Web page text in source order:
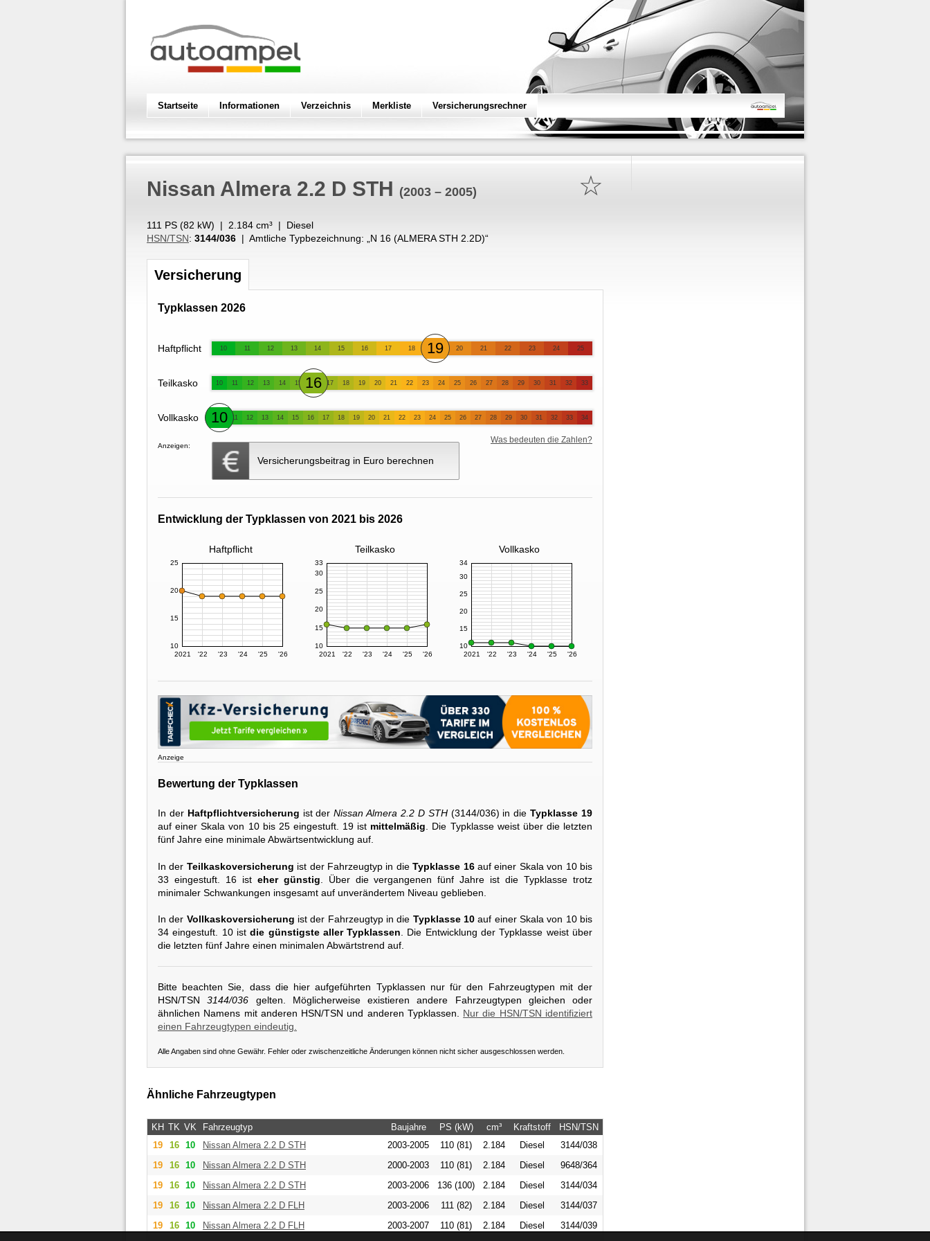
Startseite Informationen Verzeichnis Merkliste Versicherungsrechner
☆
Nissan Almera 2.2 D STH (2003 – 2005)
111 PS (82 kW) | 2.184 cm³ | Diesel
HSN/TSN: 3144/036 | Amtliche Typbezeichnung: „ N 16 (ALMERA STH 2.2D)“
Versicherung
Typklassen 2026
Haftpflicht 10 11 12 13 14 15 16 17 18 19 20 21 22 23 24 25
Teilkasko 10 11 12 13 14 15 16 17 18 19 20 21 22 23 24 25 26 27 28 29 30 31 32 33
Vollkasko 10 11 12 13 14 15 16 17 18 19 20 21 22 23 24 25 26 27 28 29 30 31 32 33 34
Anzeigen:
Versicherungsbeitrag in Euro berechnen
Was bedeuten die Zahlen?
Entwicklung der Typklassen von 2021 bis 2026
Haftpflicht Teilkasko Vollkasko
2021 '22 '23 '24 '25 '26
10
15
20
25
2021 '22 '23 '24 '25 '26
10
15
20
25
30
33
2021 '22 '23 '24 '25 '26
10
15
20
25
30
34
Anzeige
Bewertung der Typklassen
In der Haftpflichtversicherung ist derNissan Almera 2.2 D STH(3144/036) in dieTypklasse 19
auf einer Skala von 10 bis 25 eingestuft. 19 ist mittelmäßig . Die Typklasse weist über die letzten
fünf Jahre eine minimale Abwärtsentwicklung auf.
In der Teilkaskoversicherung ist der Fahrzeugtyp in dieTypklasse 16auf einer Skala von 10 bis
33 eingestuft. 16 ist eher günstig . Über die vergangenen fünf Jahre ist die Typklasse trotz
minimaler Schwankungen insgesamt auf unverändertem Niveau geblieben.
In der Vollkaskoversicherung ist der Fahrzeugtyp in die Typklasse 10 auf einer Skala von 10 bis
34 eingestuft. 10 istdie günstigste aller Typklassen. Die Entwicklung der Typklasse weist über
die letzten fünf Jahre einen minimalen Abwärtstrend auf.
Bitte beachten Sie, dass die hier aufgeführten Typklassen nur für den Fahrzeugtypen mit der
HSN/TSN3144/036 gelten. Möglicherweise existieren andere Fahrzeugtypen gleichen oder
ähnlichen Namens mit anderen HSN/TSN und anderen Typklassen. Nur die HSN/TSN identifiziert
einen Fahrzeugtypen eindeutig.
Alle Angaben sind ohne Gewähr. Fehler oder zwischenzeitliche Änderungen können nicht sicher ausgeschlossen werden.
Ähnliche Fahrzeugtypen
KH TK VK Fahrzeugtyp Baujahre PS (kW) cm³ Kraftstoff
HSN/TSN
19
16 10 Nissan Almera 2.2 D STH 2003-2005 110 (81) 2.184 Diesel
3144/038
19
16 10 Nissan Almera 2.2 D STH 2000-2003 110 (81) 2.184 Diesel
9648/364
19
16 10 Nissan Almera 2.2 D STH 2003-2006 136 (100) 2.184 Diesel
3144/034
19
16 10 Nissan Almera 2.2 D FLH 2003-2006 111 (82) 2.184 Diesel
3144/037
19
16 10 Nissan Almera 2.2 D FLH 2003-2007 110 (81) 2.184 Diesel
3144/039